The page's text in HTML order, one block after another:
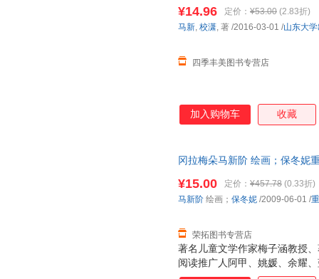
¥14.96 定价： ¥53.00 (2.83折)
四季丰美图书专营店
马新, 校潇, 著 /2016-03-01 /山东大
加入购物车 收藏
冈拉梅朵马新阶 绘画；保冬妮
著名儿童文学作家梅子涵教授
阅读推广人阿甲、姚媛、余耀
¥15.00 定价： ¥457.78 (0.33折)
荣拓图书专营店
马新阶 绘画； 保冬妮 /2009-06-01 /